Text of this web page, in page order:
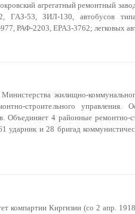
агрегатный ремонтный
ГАЗ-53, ЗИЛ-130, автобусов
РАФ-2203, EPA3-3762; легковых
Министерства жилищно-
строительного управления.
Объединяет 4 районные
и 28 бригад
компартии Киргизии (со 2 апр.